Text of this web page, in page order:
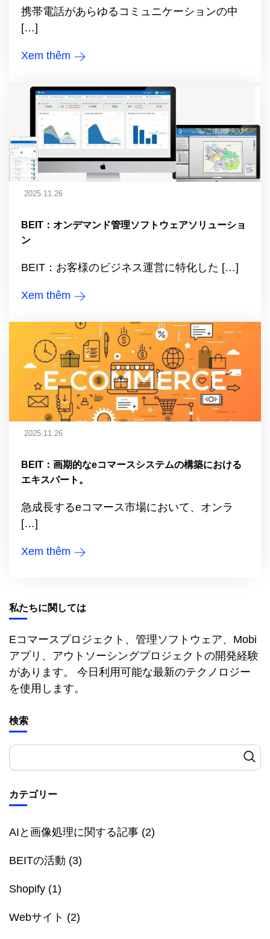
携帯電話があらゆるコミュニケーションの中
[…]
Xem thêm
2025.11.26
BEIT：オンデマンド管理ソフトウェアソリューショ
ン
BEIT：お客様のビジネス運営に特化した […]
Xem thêm
2025.11.26
BEIT：画期的なeコマースシステムの構築における
エキスパート。
急成長するeコマース市場において、オンラ
[…]
Xem thêm
私たちに関しては
Eコマースプロジェクト、管理ソフトウェア、Mobi
アプリ、アウトソーシングプロジェクトの開発経験
があります。 今日利用可能な最新のテクノロジー
を使用します。
検索
カテゴリー
AIと画像処理に関する記事 (2)
BEITの活動 (3)
Shopify (1)
Webサイト (2)